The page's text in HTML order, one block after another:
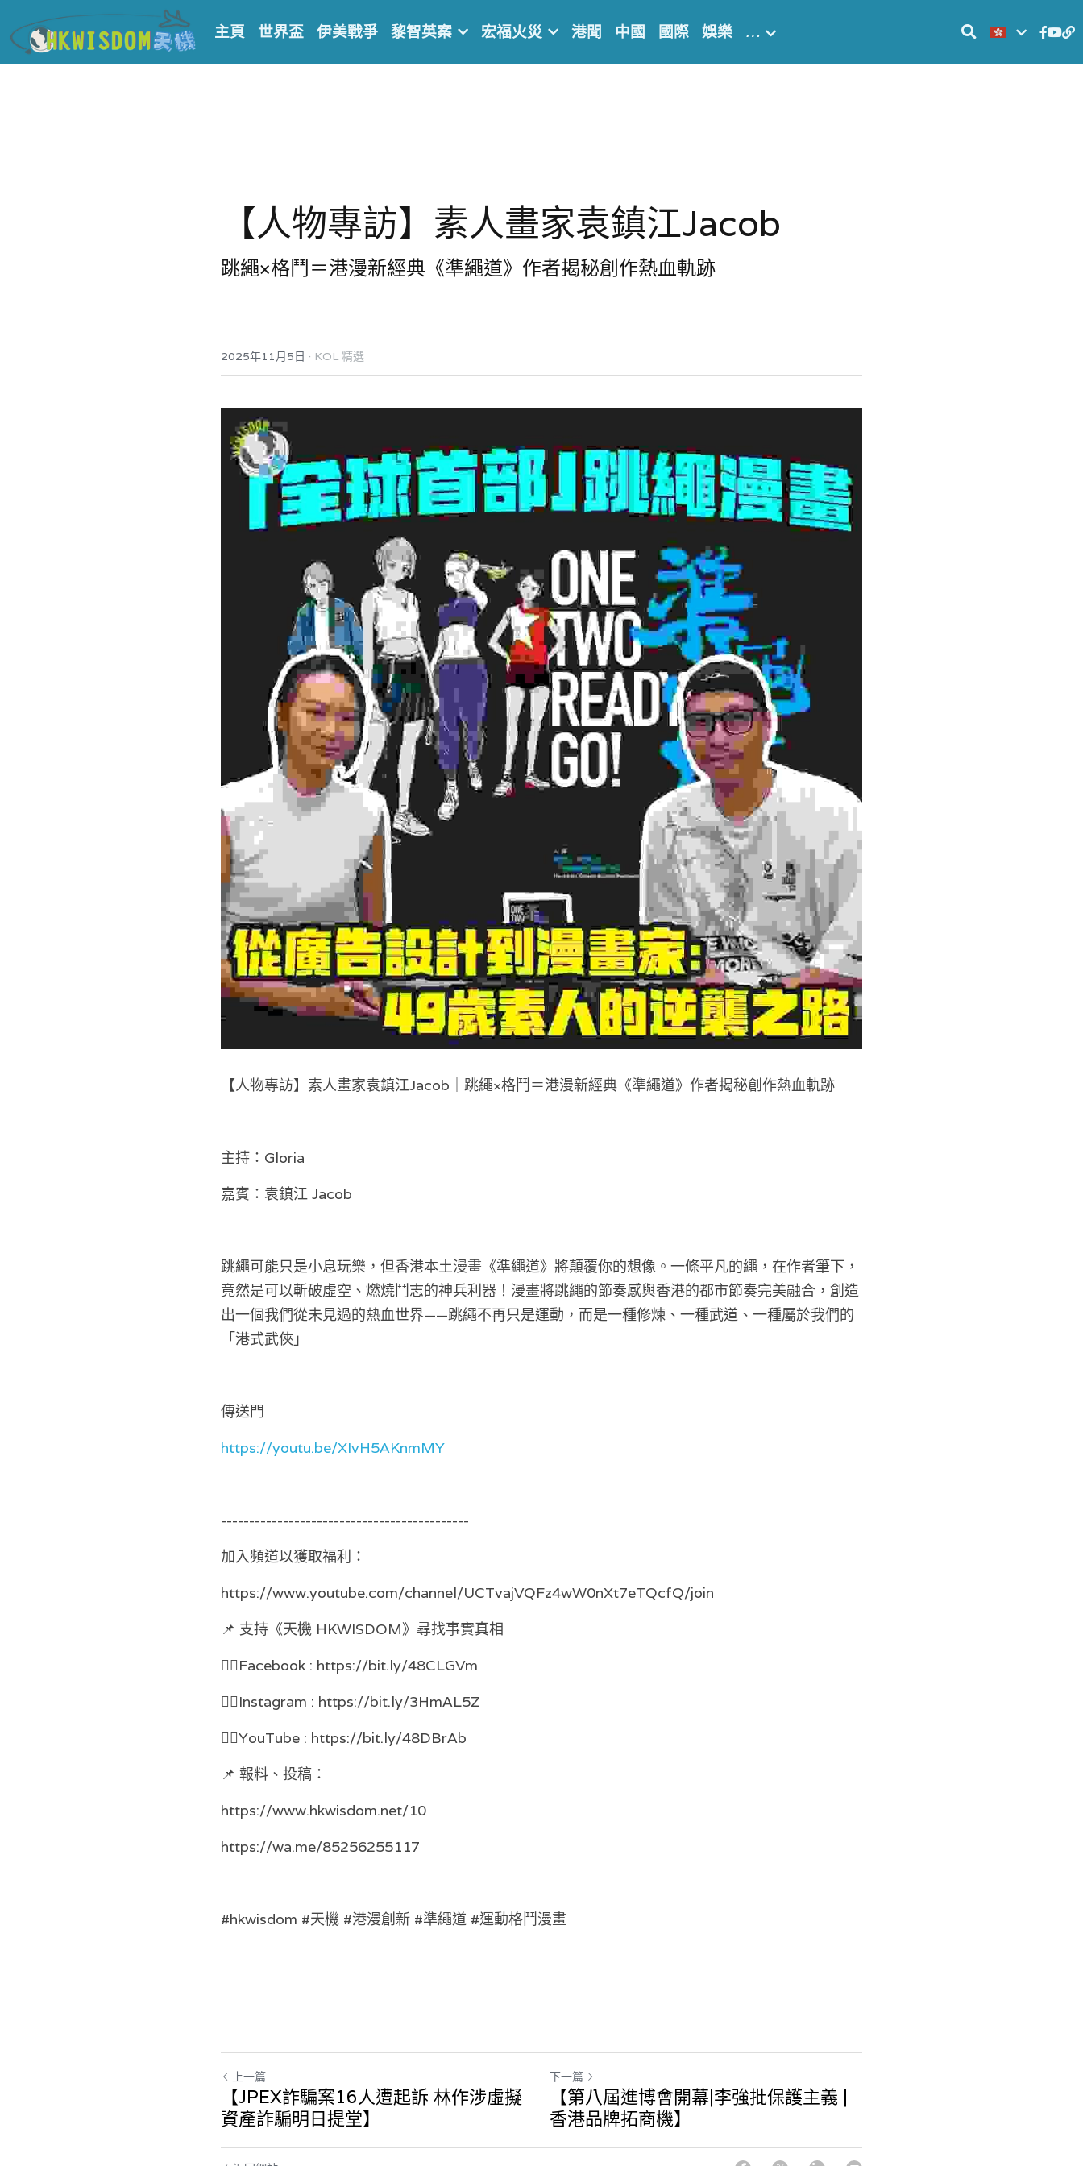
主頁 世界盃 伊美戰爭 黎智英案 宏福火災 港聞 中國 國際 娛樂 …
【人物專訪】素人畫家袁鎮江Jacob
跳繩×格鬥＝港漫新經典《準繩道》作者揭秘創作熱血軌跡
2025年11月5日 · KOL 精選
【人物專訪】素人畫家袁鎮江Jacob｜跳繩×格鬥＝港漫新經典《準繩道》作者揭秘創作熱血軌跡
主持：Gloria
嘉賓：袁鎮江 Jacob
跳繩可能只是小息玩樂，但香港本土漫畫《準繩道》將顛覆你的想像。一條平凡的繩，在作者筆下，
竟然是可以斬破虛空、燃燒鬥志的神兵利器！漫畫將跳繩的節奏感與香港的都市節奏完美融合，創造
出一個我們從未見過的熱血世界——跳繩不再只是運動，而是一種修煉、一種武道、一種屬於我們的
「港式武俠」
傳送門
https://youtu.be/XIvH5AKnmMY
--------------------------------------------
加入頻道以獲取福利：
https://www.youtube.com/channel/UCTvajVQFz4wW0nXt7eTQcfQ/join
📌 支持《天機 HKWISDOM》尋找事實真相
👉🏻Facebook : https://bit.ly/48CLGVm
👉🏻Instagram : https://bit.ly/3HmAL5Z
👉🏻YouTube : https://bit.ly/48DBrAb
📌 報料、投稿：
https://www.hkwisdom.net/10
https://wa.me/85256255117
#hkwisdom #天機 #港漫創新 #準繩道 #運動格鬥漫畫
上一篇
【JPEX詐騙案16人遭起訴 林作涉虛擬
資產詐騙明日提堂】
下一篇
【第八屆進博會開幕|李強批保護主義 |
香港品牌拓商機】